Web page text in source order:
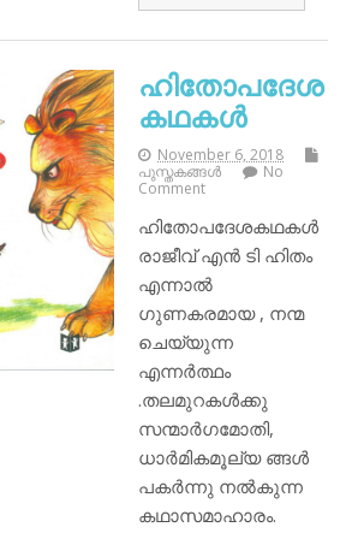
ഹിതോപദേശ
കഥകൾ
November 6, 2018
പുസ്തകങ്ങള്‍
No
Comment
ഹിതോപദേശകഥകൾ
രാജീവ് എൻ ടി ഹിതം
എന്നാൽ
ഗുണകരമായ , നന്മ
ചെയ്യുന്ന
എന്നർത്ഥം
.തലമുറകൾക്കു
സന്മാർഗമോതി,
ധാർമികമൂല്യ ങ്ങൾ
പകർന്നു നൽകുന്ന
കഥാസമാഹാരം.